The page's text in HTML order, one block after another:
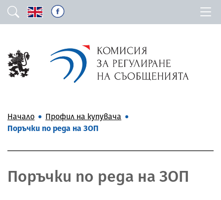
Начало
Профил на купувача
Поръчки по реда на ЗОП
Поръчки по реда на ЗОП